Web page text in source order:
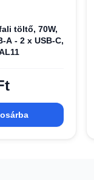
töltő, 70W,
A - 2 x USB-C,